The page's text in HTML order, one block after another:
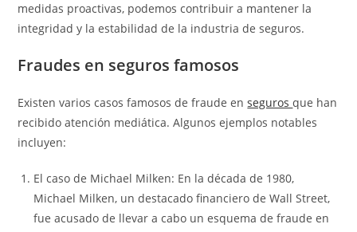
medidas proactivas, podemos contribuir a mantener la
integridad y la estabilidad de la industria de seguros.
Fraudes en seguros famosos
Existen varios casos famosos de fraude ensegurosque han
recibido atención mediática. Algunos ejemplos notables
incluyen:
El caso de Michael Milken: En la década de 1980,
Michael Milken, un destacado financiero de Wall Street,
fue acusado de llevar a cabo un esquema de fraude en